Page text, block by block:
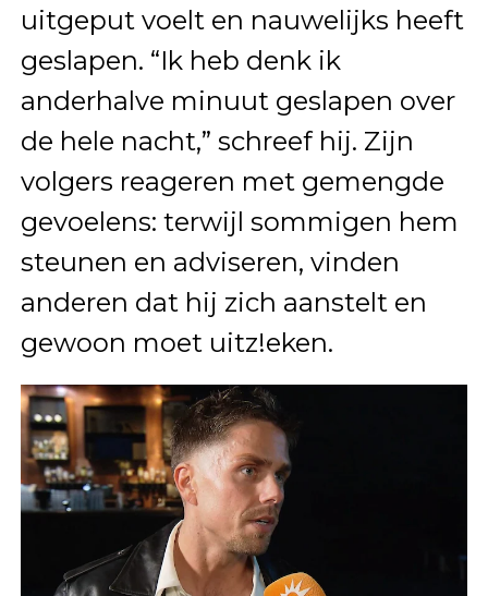
uitgeput voelt en nauwelijks heeft
geslapen. “Ik heb denk ik
anderhalve minuut geslapen over
de hele nacht,” schreef hij. Zijn
volgers reageren met gemengde
gevoelens: terwijl sommigen hem
steunen en adviseren, vinden
anderen dat hij zich aanstelt en
gewoon moet uitz!eken.